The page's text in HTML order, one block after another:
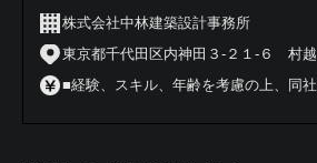
株式会社中林建築設計事務所
東京都千代田区内神田３‐２１‐６ 村
■経験、スキル、年齢を考慮の上、同